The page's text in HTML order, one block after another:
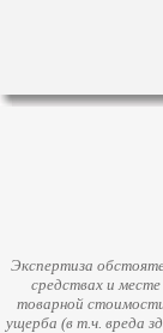
Экспертиза
средствах и
товарной
ущерба (в т.ч. вреда